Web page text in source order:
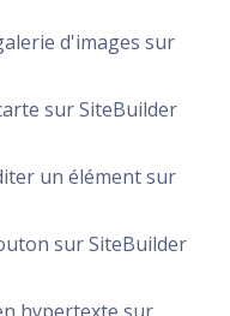
d'images sur
sur SiteBuilder
un élément sur
sur SiteBuilder